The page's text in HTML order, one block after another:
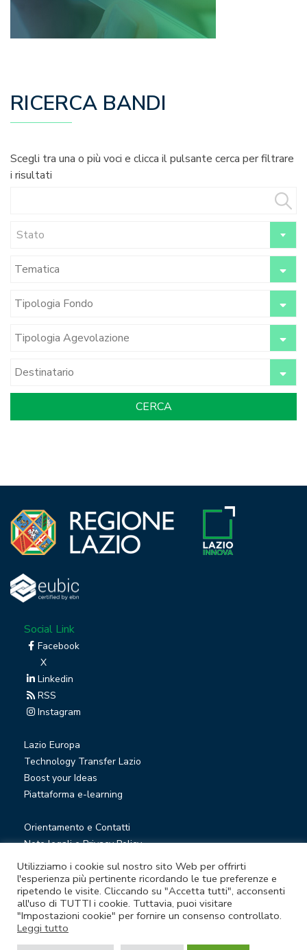
RICERCA BANDI
Scegli tra una o più voci e clicca il pulsante cerca per filtrare
i risultati
Stato
Social Link
Facebook
X
Linkedin
RSS
Instagram
Lazio Europa
Technology Transfer Lazio
Boost your Ideas
Piattaforma e-learning
Orientamento e Contatti
Note legali e Privacy Policy
Privacy Newsletter
Società trasparente
Whistleblowing
© Lazio Innova S.p.A. società soggetta a direzione e
Utilizziamo i cookie sul nostro sito Web per offrirti
l'esperienza più pertinente ricordando le tue preferenze e
ripetendo le visite. Cliccando su "Accetta tutti", acconsenti
all'uso di TUTTI i cookie. Tuttavia, puoi visitare
"Impostazioni cookie" per fornire un consenso controllato.
Leggi tutto